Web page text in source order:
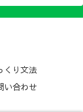
くり文法
い合わせ